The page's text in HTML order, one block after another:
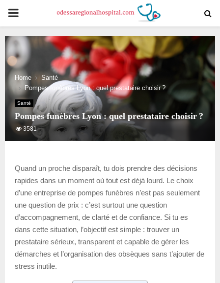
PRIMARY
MENU
Home
Santé
Pompes funèbres Lyon : quel prestataire choisir ?
Santé
Pompes funèbres Lyon : quel prestataire choisir ?
3581
Quand un proche disparaît, tu dois prendre des décisions
rapides dans un moment où tout est déjà lourd. Le choix
d’une entreprise de pompes funèbres n’est pas seulement
une question de prix : c’est surtout une question
d’accompagnement, de clarté et de confiance. Si tu es
dans cette situation, l’objectif est simple : trouver un
prestataire sérieux, transparent et capable de gérer les
démarches et l’organisation des obsèques sans t’ajouter de
stress inutile.